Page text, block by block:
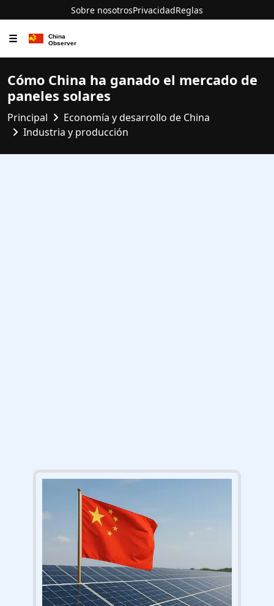
Sobre nosotrosPrivacidadReglas
☰
Cómo China ha ganado el mercado de
paneles solares
Principal
Economía y desarrollo de China
Industria y producción